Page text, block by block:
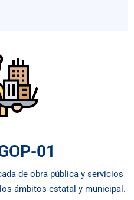
01
de obra pública y servicios
ámbitos estatal y municipal.